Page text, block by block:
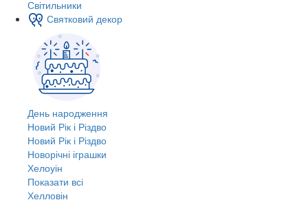
Світильники
Святковий декор
День народження
Новий Рік і Різдво
Новий Рік і Різдво
Новорічні іграшки
Хелоуін
Показати всі
Хелловін